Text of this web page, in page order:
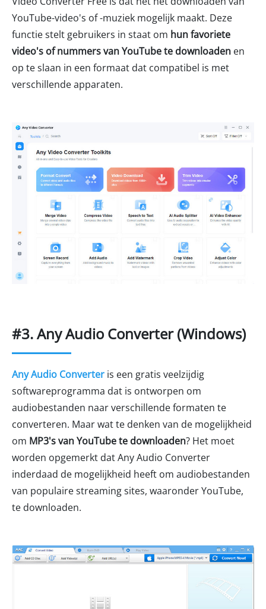
YouTube-video's of -muziek mogelijk maakt. Deze
functie stelt gebruikers in staat om hun favoriete
video's of nummers van YouTube te downloaden en
op te slaan in een formaat dat compatibel is met
verschillende apparaten.
#3. Any Audio Converter (Windows)
Any Audio Converter is een gratis veelzijdig
softwareprogramma dat is ontworpen om
audiobestanden naar verschillende formaten te
converteren. Maar wat te denken van de mogelijkheid
om MP3's van YouTube te downloaden? Het moet
worden opgemerkt dat Any Audio Converter
inderdaad de mogelijkheid heeft om audiobestanden
van populaire streaming sites, waaronder YouTube,
te downloaden.